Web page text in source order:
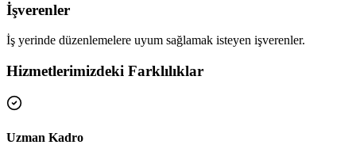
İşverenler
İş yerinde düzenlemelere uyum sağlamak isteyen işverenler.
Hizmetlerimizdeki Farklılıklar
Uzman Kadro